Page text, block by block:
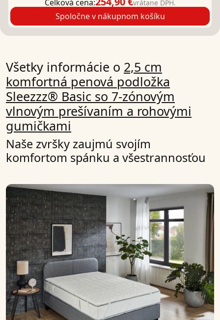
Celková cena: vrátane DPH.
Spoločne v nákupnom košíku
Všetky informácie o 2,5 cm
komfortná penová podložka
Sleezzz® Basic so 7-zónovým
vlnovým prešívaním a rohovými
gumičkami
Naše zvršky zaujmú svojím
komfortom spánku a všestrannosťou